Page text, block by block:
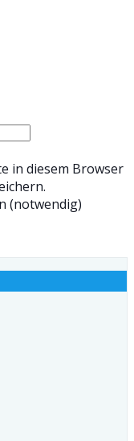
in diesem Browser
(notwendig)